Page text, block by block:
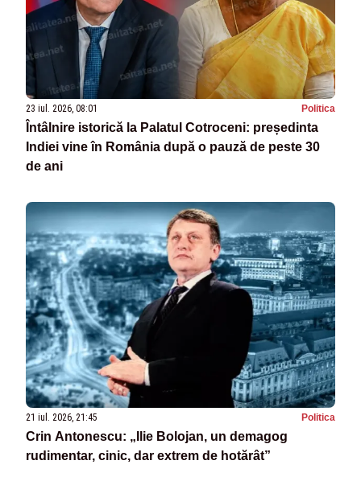
23 iul. 2026, 08:01 Politica
Întâlnire istorică la Palatul Cotroceni: președinta
Indiei vine în România după o pauză de peste 30
de ani
21 iul. 2026, 21:45 Politica
Crin Antonescu: „Ilie Bolojan, un demagog
rudimentar, cinic, dar extrem de hotărât”